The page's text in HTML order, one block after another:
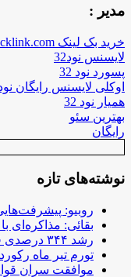
مدیر :
خرید بک لینک behtarinbacklink.com
لایسنس نود32
پسورد نود 32
اوکلی لایسنس رایگان نود
همیار نود 32
بهترین سئو
رایگان
نوشته‌های تازه
روبیو:
بقائی: مذاکره‌ای
رشد ۳۴۴ درصدی قیمت روغن/ لبنیات چقدر گران شد؟
تورم تیر ماه رکورد زد؛
موافقت سران قوا